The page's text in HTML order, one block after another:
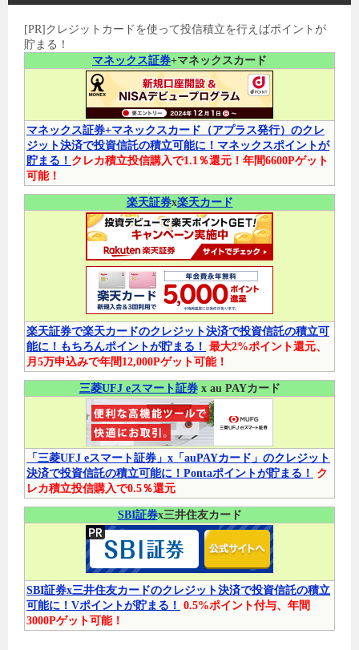
[PR]クレジットカードを使って投信積立を行えばポイントが
貯まる！
マネックス証券+マネックスカード
マネックス証券+マネックスカード（アプラス発行）のクレ
ジット決済で投資信託の積立可能に！マネックスポイントが
貯まる！ クレカ積立投信購入で1.1％還元！年間6600Pゲット
可能！
楽天証券x楽天カード
楽天証券で楽天カードのクレジット決済で投資信託の積立可
能に！もちろんポイントが貯まる！ 最大2%ポイント還元、
月5万申込みで年間12,000Pゲット可能！
三菱UFJ eスマート証券x au PAYカード
「三菱UFJ eスマート証券」x「auPAYカード」のクレジット
決済で投資信託の積立可能に！Pontaポイントが貯まる！
ク
レカ積立投信購入で0.5％還元
SBI証券x三井住友カード
SBI証券x三井住友カードのクレジット決済で投資信託の積立
可能に！Vポイントが貯まる！ 0.5%ポイント付与、年間
3000Pゲット可能！